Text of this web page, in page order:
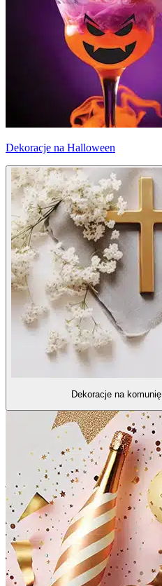
Dekoracje na Halloween
Dekoracje na komunię